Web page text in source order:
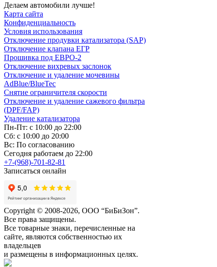
Делаем автомобили лучше!
Карта сайта
Конфиденциальность
Условия использования
Отключение продувки катализатора (SAP)
Отключение клапана ЕГР
Прошивка под ЕВРО-2
Отключение вихревых заслонок
Отключение и удаление мочевины
AdBlue/BlueTec
Снятие ограничителя скорости
Отключение и удаление сажевого фильтра
(DPF/FAP)
Удаление катализатора
Пн-Пт: с 10:00 до 22:00
Сб: с 10:00 до 20:00
Вс: По согласованию
Сегодня работаем до 22:00
+7-(968)-701-82-81
Записаться онлайн
Copyright © 2008-2026, ООО “БиБиЗон”.
Все права защищены.
Все товарные знаки, перечисленные на
сайте, являются собственностью их
владельцев
и размещены в информационных целях.